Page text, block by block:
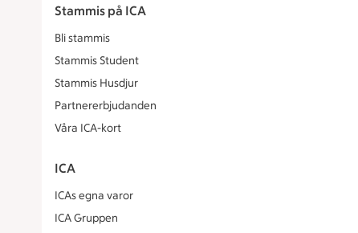
Stammis på ICA
Bli stammis
Stammis Student
Stammis Husdjur
Partnererbjudanden
Våra ICA-kort
ICA
ICAs egna varor
ICA Gruppen